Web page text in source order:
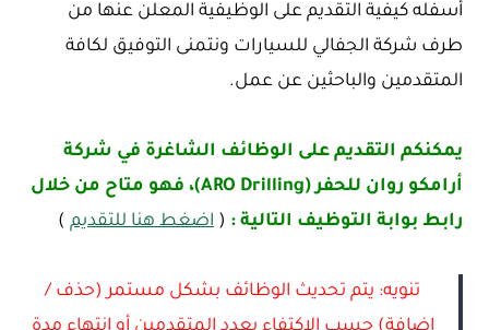
أسفله كيفية التقديم على الوظيفية المعلن عنها من
طرف شركة الجفالي للسيارات ونتمنى التوفيق لكافة
المتقدمين والباحثين عن عمل.
يمكنكم التقديم على الوظائف الشاغرة في شركة
أرامكو روان للحفر (ARO Drilling)، فهو متاح من خلال
رابط بوابة التوظيف التالية : ( اضغط هنا للتقديم )
تنويه: يتم تحديث الوظائف بشكل مستمر (حذف /